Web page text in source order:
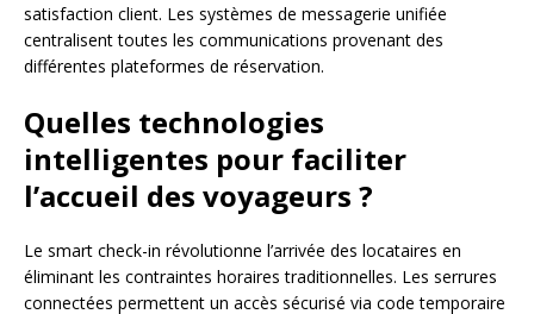
satisfaction client. Les systèmes de messagerie unifiée
centralisent toutes les communications provenant des
différentes plateformes de réservation.
Quelles technologies
intelligentes pour faciliter
l’accueil des voyageurs ?
Le smart check-in révolutionne l’arrivée des locataires en
éliminant les contraintes horaires traditionnelles. Les serrures
connectées permettent un accès sécurisé via code temporaire